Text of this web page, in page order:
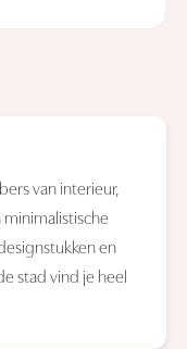
van interieur,
minimalistische
en
stad vind je heel